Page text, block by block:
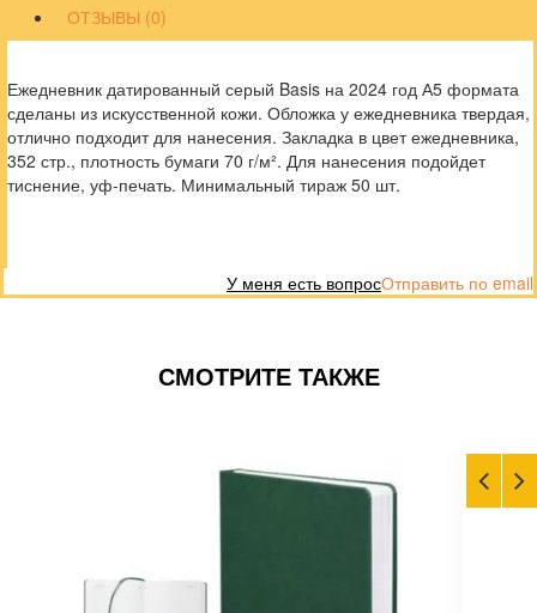
ОТЗЫВЫ (0)
Ежедневник датированный серый Basis на 2024 год А5 формата
сделаны из искусственной кожи. Обложка у ежедневника твердая,
отлично подходит для нанесения. Закладка в цвет ежедневника,
352 стр., плотность бумаги 70 г/м². Для нанесения подойдет
тиснение, уф-печать. Минимальный тираж 50 шт.
Отправить по email
У меня есть вопрос
СМОТРИТЕ ТАКЖЕ